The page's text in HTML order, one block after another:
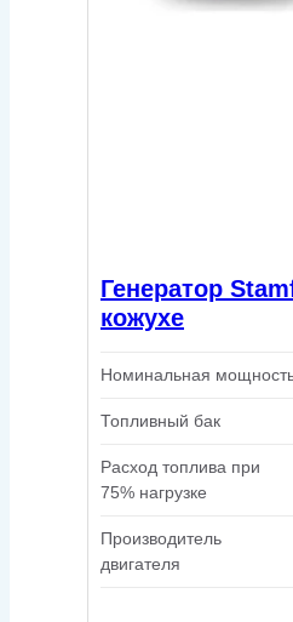
Генератор
кожухе
Номинальная
Топливный бак
Расход топлива при
75% нагрузке
Производитель
двигателя